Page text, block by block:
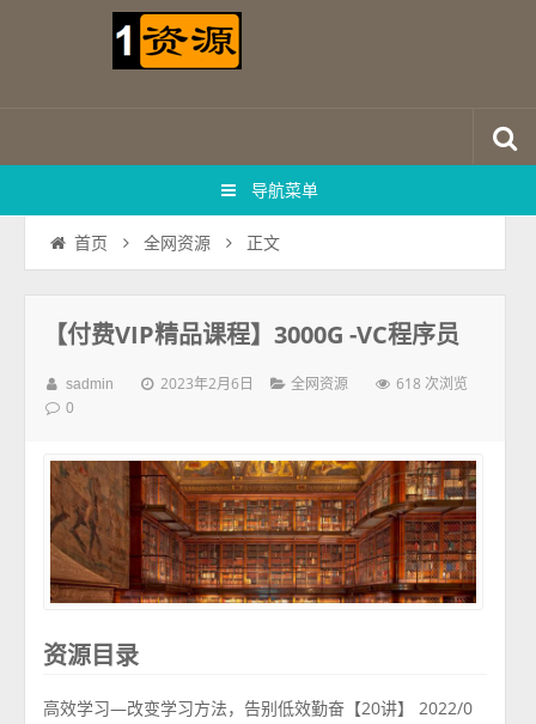
导航菜单
首页 全网资源 正文
【付费VIP精品课程】3000G -VC程序员
sadmin 2023年2月6日 全网资源 618 次浏览
0
资源目录
高效学习—改变学习方法，告别低效勤奋【20讲】 2022/0